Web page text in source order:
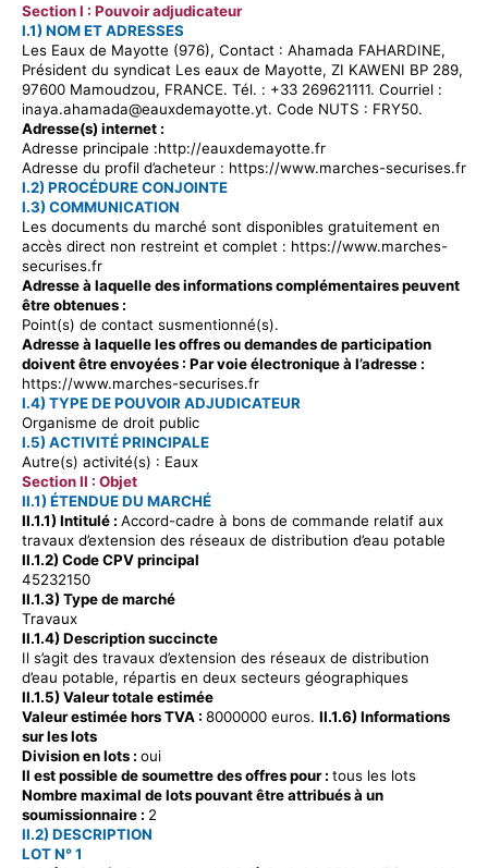
Section I : Pouvoir adjudicateur
I.1) NOM ET ADRESSES
Les Eaux de Mayotte (976), Contact : Ahamada FAHARDINE,
Président du syndicat Les eaux de Mayotte, ZI KAWENI BP 289,
97600 Mamoudzou, FRANCE. Tél. : +33 269621111. Courriel :
inaya.ahamada@eauxdemayotte.yt. Code NUTS : FRY50.
Adresse(s) internet :
Adresse principale :http://eauxdemayotte.fr
Adresse du profil d’acheteur : https://www.marches-securises.fr
I.2) PROCÉDURE CONJOINTE
I.3) COMMUNICATION
Les documents du marché sont disponibles gratuitement en
accès direct non restreint et complet : https://www.marches-
securises.fr
Adresse à laquelle des informations complémentaires peuvent
être obtenues :
Point(s) de contact susmentionné(s).
Adresse à laquelle les offres ou demandes de participation
doivent être envoyées : Par voie électronique à l’adresse :
https://www.marches-securises.fr
I.4) TYPE DE POUVOIR ADJUDICATEUR
Organisme de droit public
I.5) ACTIVITÉ PRINCIPALE
Autre(s) activité(s) : Eaux
Section II : Objet
II.1) ÉTENDUE DU MARCHÉ
II.1.1) Intitulé : Accord-cadre à bons de commande relatif aux
travaux d’extension des réseaux de distribution d’eau potable
II.1.2) Code CPV principal
45232150
II.1.3) Type de marché
Travaux
II.1.4) Description succincte
Il s’agit des travaux d’extension des réseaux de distribution
d’eau potable, répartis en deux secteurs géographiques
II.1.5) Valeur totale estimée
Valeur estimée hors TVA : 8000000 euros. II.1.6) Informations
sur les lots
Division en lots : oui
Il est possible de soumettre des offres pour : tous les lots
Nombre maximal de lots pouvant être attribués à un
soumissionnaire : 2
II.2) DESCRIPTION
LOT N° 1